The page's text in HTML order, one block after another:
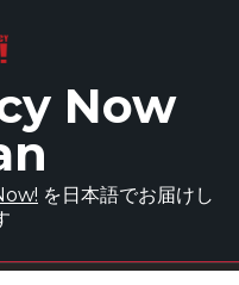
Now
を日本語でお届けし